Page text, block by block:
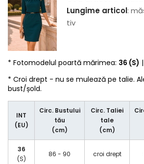
Lungime articol:
tiv
* Fotomodelul poartă mărimea: 36 (S)
* Croi drept - nu se mulează pe talie.
bust/șold.
INT
(EU)
Circ. Bustului
tău
(cm)
Circ. Taliei
tale
(cm)
36
(S)
86 - 90 croi drept